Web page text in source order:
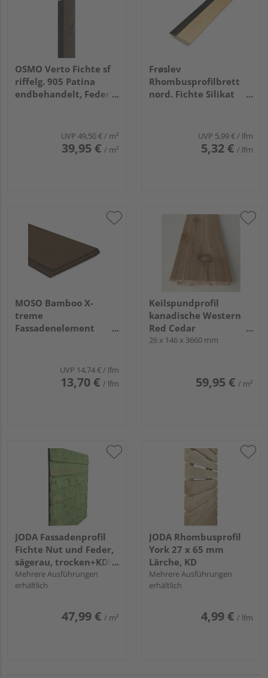
OSMO Verto Fichte sf
riffelg. 905 Patina
endbehandelt, Feder
UVP 49,50 €/ m²
39,95 € / m²
Frøslev
Rhombusprofilbrett
nord. Fichte Silikat
UVP 5,99 €/ lfm
5,32 € / lfm
MOSO Bamboo X-
treme
Fassadenelement
Density Stirns. 2mm x
UVP 14,74 €/ lfm
13,70 € / lfm
Keilspundprofil
kanadische Western
Red Cedar
unbehandelt,
26 x 146 x 3660 mm
59,95 € / m²
JODA Fassadenprofil
Fichte Nut und Feder,
sägerau, trocken+KDI
28/19 x 146 mm
Mehrere Ausführungen
erhältlich
47,99 € / m²
JODA Rhombusprofil
York 27 x 65 mm
Lärche, KD
Mehrere Ausführungen
erhältlich
4,99 € / lfm